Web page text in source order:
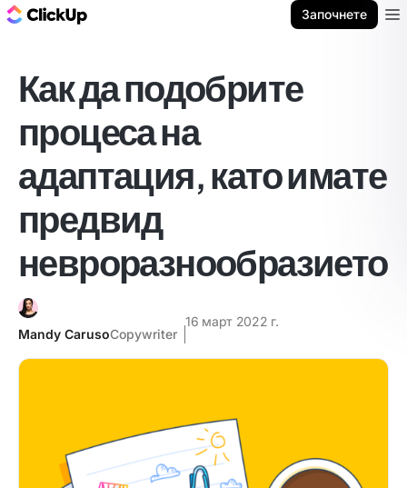
Започнете
Как да подобрите
процеса на
адаптация, като имате
предвид
невроразнообразието
Mandy CarusoCopywriter
16 март 2022 г.